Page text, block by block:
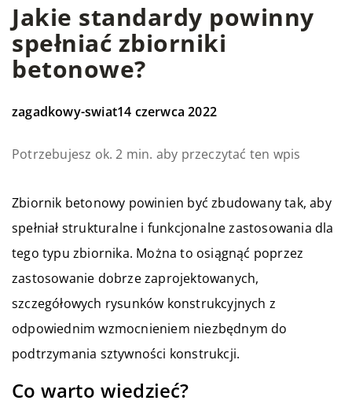
Jakie standardy powinny
spełniać zbiorniki
betonowe?
zagadkowy-swiat14 czerwca 2022
Potrzebujesz ok. 2 min. aby przeczytać ten wpis
Zbiornik betonowy powinien być zbudowany tak, aby
spełniał strukturalne i funkcjonalne zastosowania dla
tego typu zbiornika. Można to osiągnąć poprzez
zastosowanie dobrze zaprojektowanych,
szczegółowych rysunków konstrukcyjnych z
odpowiednim wzmocnieniem niezbędnym do
podtrzymania sztywności konstrukcji.
Co warto wiedzieć?